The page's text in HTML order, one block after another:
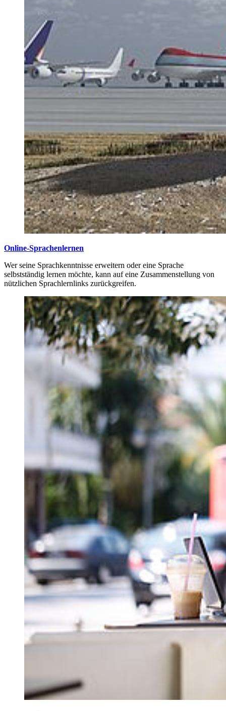
Online-Sprachenlernen
Wer seine Sprachkenntnisse erweitern oder eine Sprache
selbstständig lernen möchte, kann auf eine Zusammenstellung von
nützlichen Sprachlernlinks zurückgreifen.